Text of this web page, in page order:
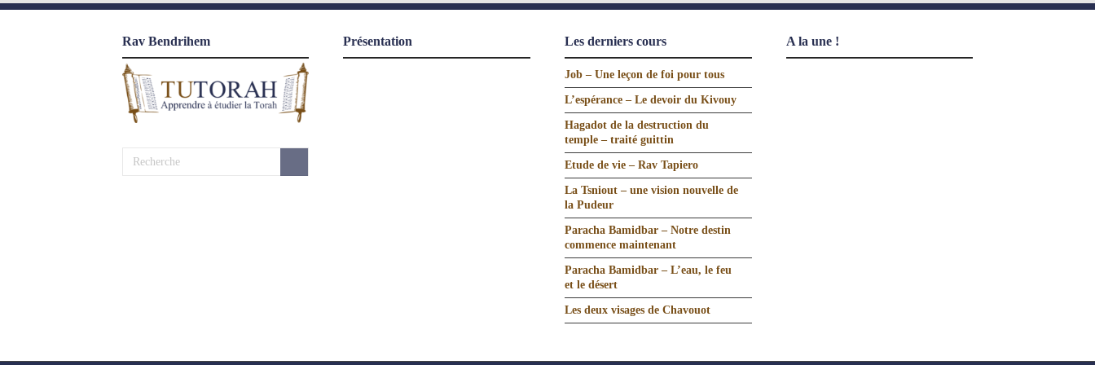
Rav Bendrihem Présentation Les derniers cours
Job – Une leçon de foi pour tous
L’espérance – Le devoir du Kivouy
Hagadot de la destruction du
temple – traité guittin
Etude de vie – Rav Tapiero
La Tsniout – une vision nouvelle de
la Pudeur
Paracha Bamidbar – Notre destin
commence maintenant
Paracha Bamidbar – L’eau, le feu
et le désert
Les deux visages de Chavouot
A la une !